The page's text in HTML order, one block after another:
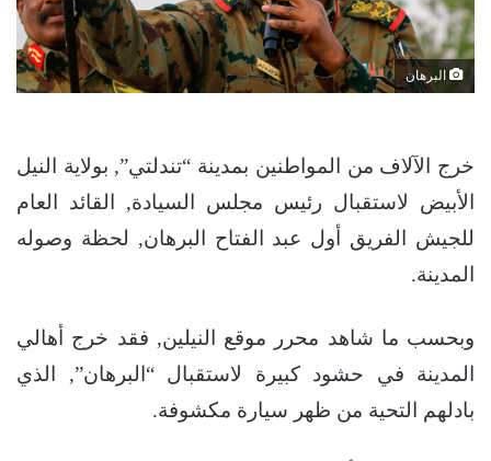
البرهان
خرج الآلاف من المواطنين بمدينة “تندلتي”, بولاية النيل
الأبيض لاستقبال رئيس مجلس السيادة, القائد العام
للجيش الفريق أول عبد الفتاح البرهان, لحظة وصوله
المدينة.
وبحسب ما شاهد محرر موقع النيلين, فقد خرج أهالي
المدينة في حشود كبيرة لاستقبال “البرهان”, الذي
بادلهم التحية من ظهر سيارة مكشوفة.